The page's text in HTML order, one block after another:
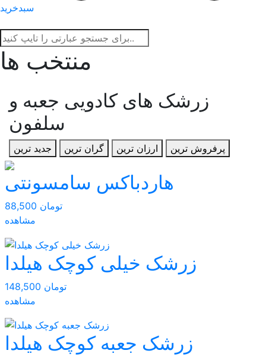
سبدخرید
منتخب ها
زرشک های کادویی جعبه و
سلفون
جدید ترین گران ترین ارزان ترین پرفروش ترین
هاردباکس سامسونتی
88,500 تومان
مشاهده
زرشک خیلی کوچک هیلدا
148,500 تومان
مشاهده
زرشک جعبه کوچک هیلدا